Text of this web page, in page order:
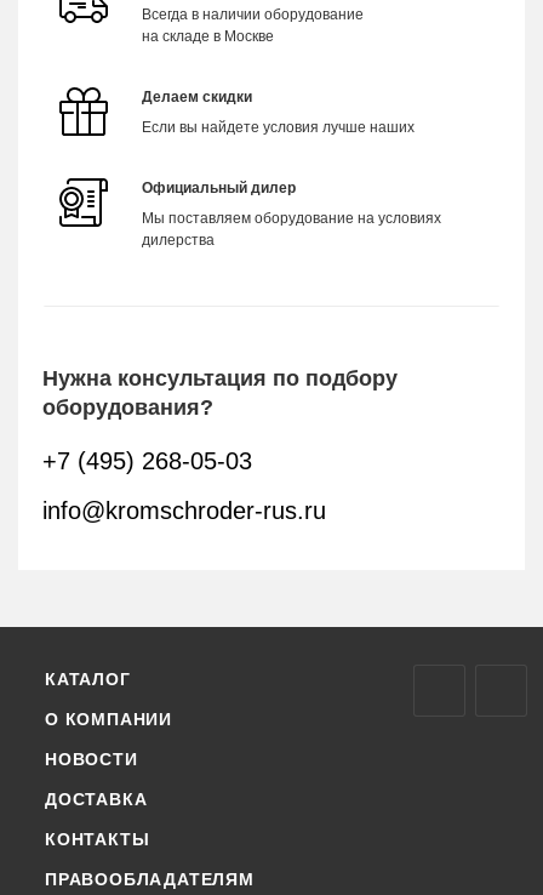
Всегда в наличии оборудование
на складе в Москве
Делаем скидки
Если вы найдете условия лучше наших
Официальный дилер
Мы поставляем оборудование на условиях
дилерства
Нужна консультация по подбору
оборудования?
+7 (495) 268-05-03
info@kromschroder-rus.ru
КАТАЛОГ
О КОМПАНИИ
НОВОСТИ
ДОСТАВКА
КОНТАКТЫ
ПРАВООБЛАДАТЕЛЯМ